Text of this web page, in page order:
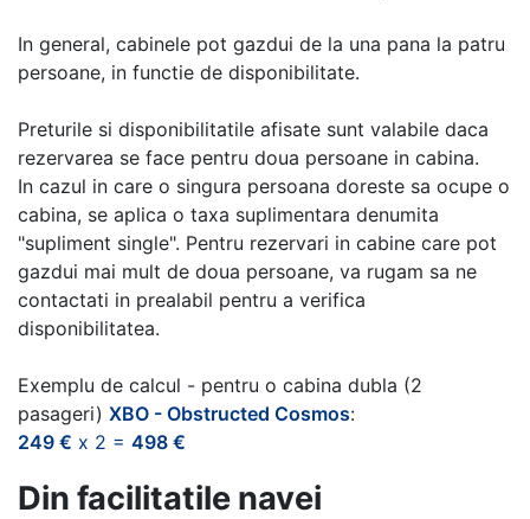
In general, cabinele pot gazdui de la una pana la patru
persoane, in functie de disponibilitate.
Preturile si disponibilitatile afisate sunt valabile daca
rezervarea se face pentru doua persoane in cabina.
In cazul in care o singura persoana doreste sa ocupe o
cabina, se aplica o taxa suplimentara denumita
"supliment single". Pentru rezervari in cabine care pot
gazdui mai mult de doua persoane, va rugam sa ne
contactati in prealabil pentru a verifica
disponibilitatea.
Exemplu de calcul - pentru o cabina dubla (2
pasageri) XBO - Obstructed Cosmos:
249 € x 2 = 498 €
Din facilitatile navei